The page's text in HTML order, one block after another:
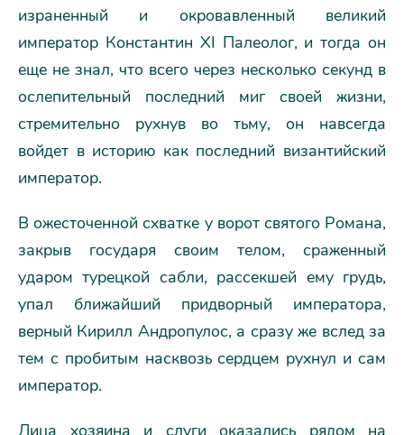
израненный и окровавленный великий
император Константин XI Палеолог, и тогда он
еще не знал, что всего через несколько секунд в
ослепительный последний миг своей жизни,
стремительно рухнув во тьму, он навсегда
войдет в историю как последний византийский
император.
В ожесточенной схватке у ворот святого Романа,
закрыв государя своим телом, сраженный
ударом турецкой сабли, рассекшей ему грудь,
упал ближайший придворный императора,
верный Кирилл Андропулос, а сразу же вслед за
тем с пробитым насквозь сердцем рухнул и сам
император.
Лица хозяина и слуги оказались рядом на